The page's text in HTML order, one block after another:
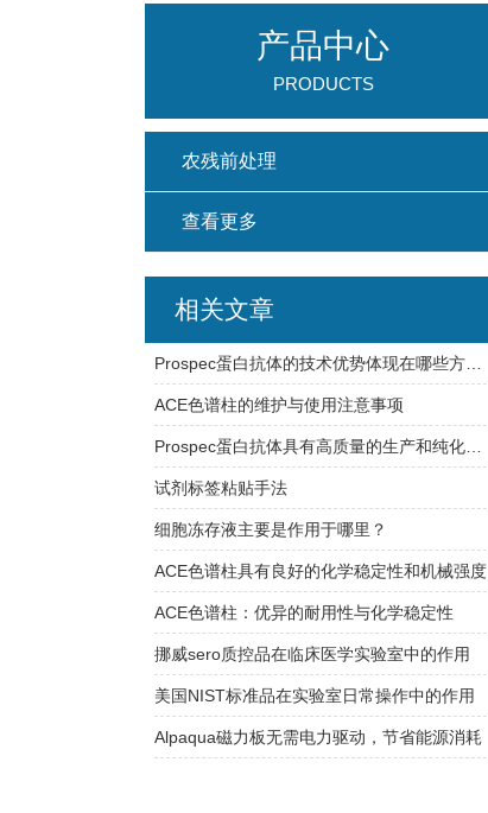
产品中心
PRODUCTS
农残前处理
查看更多
相关文章
Prospec蛋白抗体的技术优势体现在哪些方面？
ACE色谱柱的维护与使用注意事项
Prospec蛋白抗体具有高质量的生产和纯化工艺
试剂标签粘贴手法
细胞冻存液主要是作用于哪里？
ACE色谱柱具有良好的化学稳定性和机械强度
ACE色谱柱：优异的耐用性与化学稳定性
挪威sero质控品在临床医学实验室中的作用
美国NIST标准品在实验室日常操作中的作用
Alpaqua磁力板无需电力驱动，节省能源消耗